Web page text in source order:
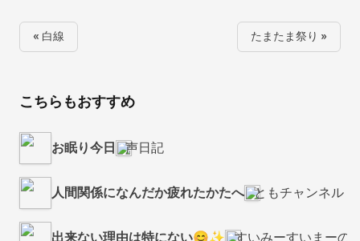
« 白線 たまたま祭り »
こちらもおすすめ
お眠り今日 声日記
人間関係になんだか疲れたかたへ ともチャンネル
出来ない理由は特にない😊✨ すいみーすいまーの